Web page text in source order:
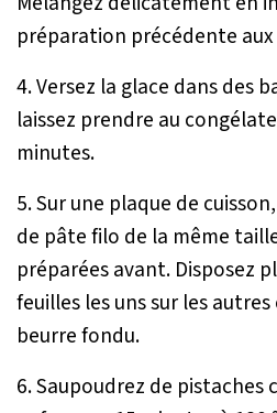
préparation précédente
4. Versez la glace dans des
laissez prendre au
minutes.
5. Sur une plaque de
de pâte filo de la même
préparées avant. Disposez
feuilles les uns sur les
beurre fondu.
6. Saupoudrez de pistaches